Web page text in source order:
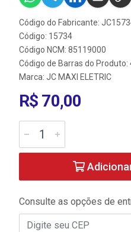
Código do Fabricante:
Código: 15734
Código NCM: 85119000
Código de Barras do Produto:
Marca: JC MAXI ELETRIC
R$ 70,00
Consulte as opções de